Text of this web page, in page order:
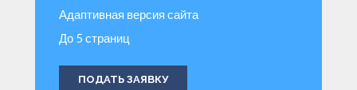
Адаптивная версия сайта
До 5 страниц
ПОДАТЬ ЗАЯВКУ